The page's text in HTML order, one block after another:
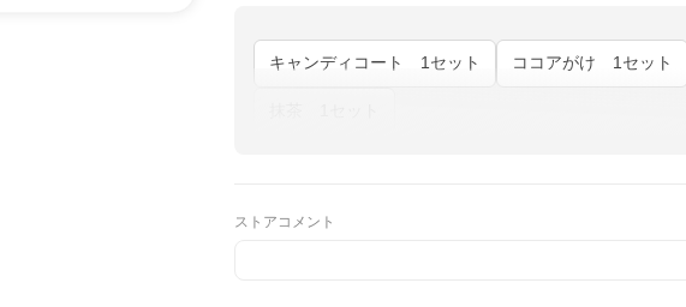
キャンディコート 1セット ココアがけ 1セット
ストアコメント